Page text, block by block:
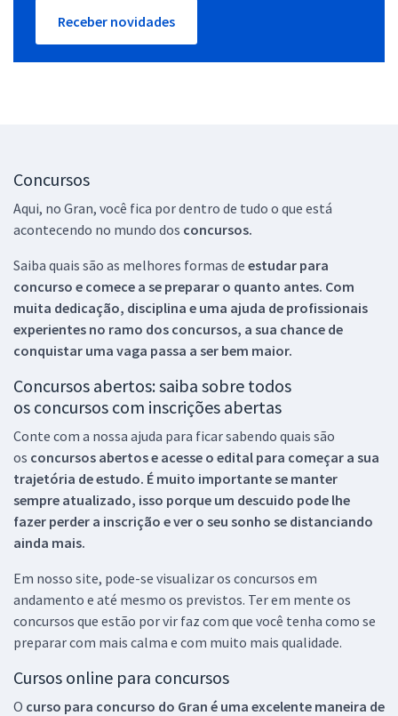
Receber novidades
Concursos
Aqui, no Gran, você fica por dentro de tudo o que está
acontecendo no mundo dos concursos.
Saiba quais são as melhores formas de estudar para
concurso e comece a se preparar o quanto antes. Com
muita dedicação, disciplina e uma ajuda de profissionais
experientes no ramo dos concursos, a sua chance de
conquistar uma vaga passa a ser bem maior.
Concursos abertos: saiba sobre todos
os concursos com inscrições abertas
Conte com a nossa ajuda para ficar sabendo quais são
os concursos abertos e acesse o edital para começar a sua
trajetória de estudo. É muito importante se manter
sempre atualizado, isso porque um descuido pode lhe
fazer perder a inscrição e ver o seu sonho se distanciando
ainda mais.
Em nosso site, pode-se visualizar os concursos em
andamento e até mesmo os previstos. Ter em mente os
concursos que estão por vir faz com que você tenha como se
preparar com mais calma e com muito mais qualidade.
Cursos online para concursos
O curso para concurso do Gran é uma excelente maneira de